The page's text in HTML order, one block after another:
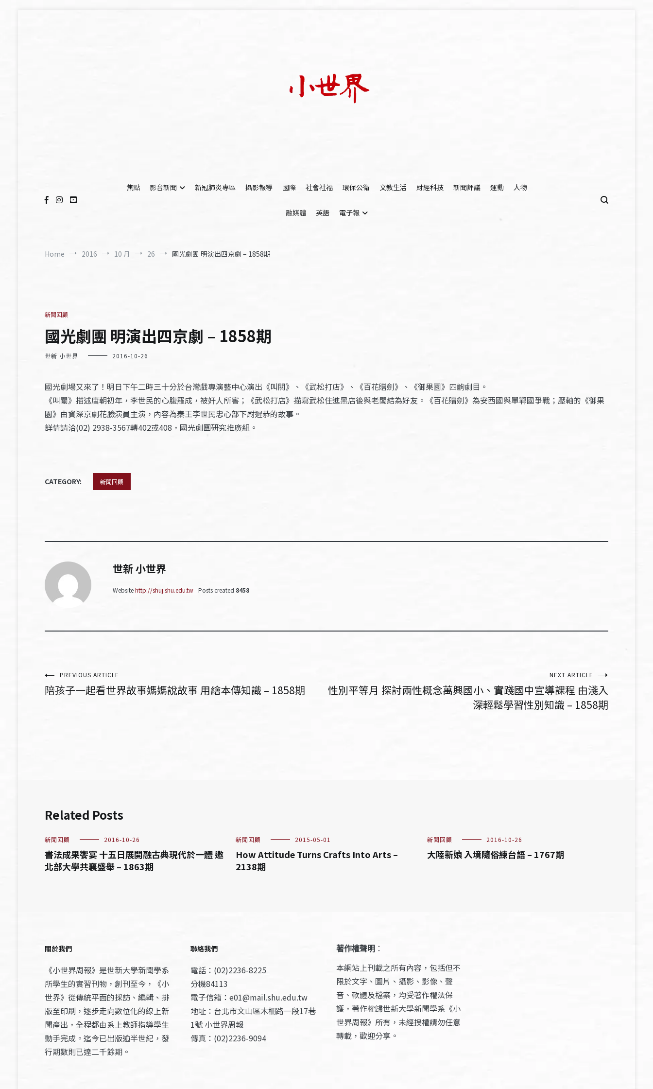
焦點
影音新聞 新冠肺炎專區 攝影報導 國際 社會社福 環保公衛 文教生活 財經科技 新聞評議 運動 人物
融媒體 英語 電子報
Home 2016 10 月 26 國光劇團 明演出四京劇 – 1858期
新聞回顧
國光劇團 明演出四京劇 – 1858期
世新 小世界 2016-10-26
國光劇場又來了！明日下午二時三十分於台灣戲專演藝中心演出《叫關》、《武松打店》、《百花贈劍》、《御果園》四齣劇目。
《叫關》描述唐朝初年，李世民的心腹羅成，被奸人所害；《武松打店》描寫武松住進黑店後與老闆結為好友。《百花贈劍》為安西國與單鄲國爭戰；壓軸的《御果
園》由資深京劇花臉演員主演，內容為秦王李世民忠心部下尉遲恭的故事。
詳情請洽(02) 2938-3567轉402或408，國光劇團研究推廣組。
CATEGORY: 新聞回顧
世新 小世界
Websitehttp://shuj.shu.edu.tw Posts created 8458
文PREVIOUS ARTICLE
陪孩子一起看世界故事媽媽說故事 用繪本傳知識 – 1858期
NEXT ARTICLE
性別平等月 探討兩性概念萬興國小、實踐國中宣導課程 由淺入
深輕鬆學習性別知識 – 1858期
Related Posts
新聞回顧 2016-10-26
書法成果饗宴 十五日展開融古典現代於一體 邀
北部大學共襄盛舉 – 1863期
新聞回顧 2015-05-01
How Attitude Turns Crafts Into Arts –
2138期
新聞回顧 2016-10-26
大陸新娘 入境隨俗練台語 – 1767期
關於我們
《小世界周報》是世新大學新聞學系
所學生的實習刊物，創刊至今，《小
世界》從傳統平面的採訪、編輯、排
版至印刷，逐步走向數位化的線上新
聞產出，全程都由系上教師指導學生
動手完成。迄今已出版逾半世紀，發
行期數則已達二千餘期。
聯絡我們
電話：(02)2236-8225
分機84113
電子信箱：e01@mail.shu.edu.tw
地址：台北市文山區木柵路一段17巷
1號 小世界周報
傳真：(02)2236-9094
著作權聲明 ：
本網站上刊載之所有內容，包括但不
限於文字、圖片、攝影、影像、聲
音、軟體及檔案，均受著作權法保
護，著作權歸世新大學新聞學系《小
世界周報》所有，未經授權請勿任意
轉載，歡迎分享。